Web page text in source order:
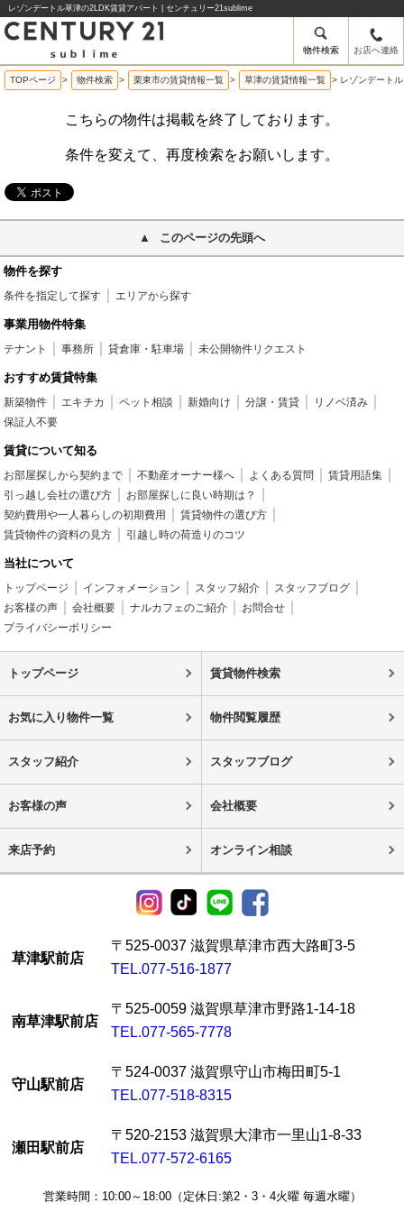
レゾンデートル草津の2LDK賃貸アパート | センチュリー21sublime
物件検索 お店へ連絡
TOPページ > 物件検索 > 栗東市の賃貸情報一覧 > 草津の賃貸情報一覧 > レゾンデート
こちらの物件は掲載を終了しております。
条件を変えて、再度検索をお願いします。
このページの先頭へ
物件を探す
条件を指定して探す エリアから探す
事業用物件特集
テナント 事務所 貸倉庫・駐車場 未公開物件リクエスト
おすすめ賃貸特集
新築物件 エキチカ ペット相談 新婚向け 分譲・賃貸
リノベ済み
保証人不要
賃貸について知る
お部屋探しから契約まで 不動産オーナー様へ よくある質問
賃貸用語集
引っ越し会社の選び方
お部屋探しに良い時期は？
契約費用や一人暮らしの初期費用
賃貸物件の選び方
賃貸物件の資料の見方
引越し時の荷造りのコツ
当社について
トップページ インフォメーション スタッフ紹介
スタッフブログ
お客様の声
会社概要 ナルカフェのご紹介
お問合せ
プライバシーポリシー
トップページ 賃貸物件検索
お気に入り物件一覧 物件閲覧履歴
スタッフ紹介 スタッフブログ
お客様の声 会社概要
来店予約 オンライン相談
草津駅前店
〒525-0037 滋賀県草津市西大路町3-5
TEL.077-516-1877
南草津駅前店
〒525-0059 滋賀県草津市野路1-14-18
TEL.077-565-7778
守山駅前店
〒524-0037 滋賀県守山市梅田町5-1
TEL.077-518-8315
瀬田駅前店
〒520-2153 滋賀県大津市一里山1-8-33
TEL.077-572-6165
営業時間：10:00～18:00（定休日:第2・3・4火曜 毎週水曜）